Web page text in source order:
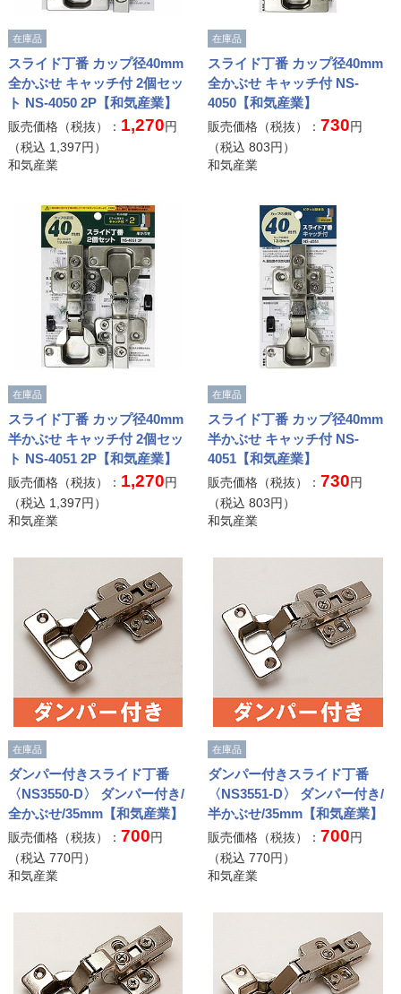
在庫品
スライド丁番 カップ径40mm
全かぶせ キャッチ付 2個セッ
ト NS-4050 2P【和気産業】
販売価格（税抜）： 1,270円
（税込 1,397円）
和気産業
在庫品
スライド丁番 カップ径40mm
全かぶせ キャッチ付 NS-
4050【和気産業】
販売価格（税抜）： 730円
（税込803円）
和気産業
在庫品
スライド丁番 カップ径40mm
半かぶせ キャッチ付 2個セッ
ト NS-4051 2P【和気産業】
販売価格（税抜）： 1,270円
（税込 1,397円）
和気産業
在庫品
スライド丁番 カップ径40mm
半かぶせ キャッチ付 NS-
4051【和気産業】
販売価格（税抜）： 730円
（税込803円）
和気産業
在庫品
ダンパー付きスライド丁番
〈NS3550-D〉 ダンパー付き/
全かぶせ/35mm【和気産業】
販売価格（税抜）： 700円
（税込 770円）
和気産業
在庫品
ダンパー付きスライド丁番
〈NS3551-D〉 ダンパー付き/
半かぶせ/35mm【和気産業】
販売価格（税抜）： 700円
（税込770円）
和気産業